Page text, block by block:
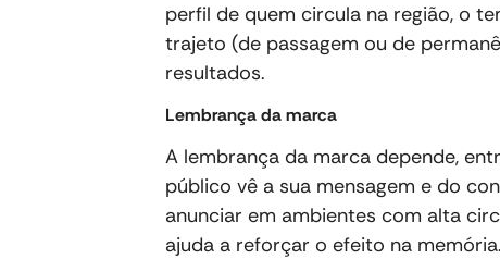
perfil de quem circula na região, o
trajeto (de passagem ou de
resultados.
Lembrança da marca
A lembrança da marca depende,
público vê a sua mensagem e do
anunciar em ambientes com alta
ajuda a reforçar o efeito na memória.